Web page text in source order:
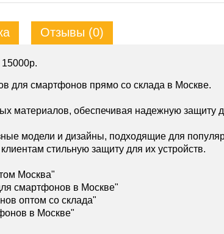
Отзывы (0)
для смартфонов прямо со склада в Москве.
материалов, обеспечивая надежную защиту
модели и дизайны, подходящие для
стильную защиту для их устройств.
Москва"
смартфонов в Москве"
оптом со склада"
в Москве"